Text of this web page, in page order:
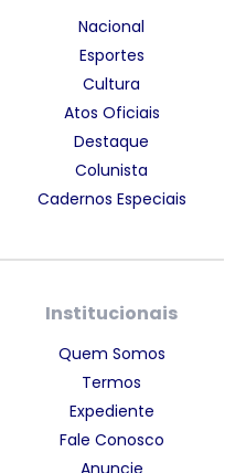
Nacional
Esportes
Cultura
Atos Oficiais
Destaque
Colunista
Cadernos Especiais
Institucionais
Quem Somos
Termos
Expediente
Fale Conosco